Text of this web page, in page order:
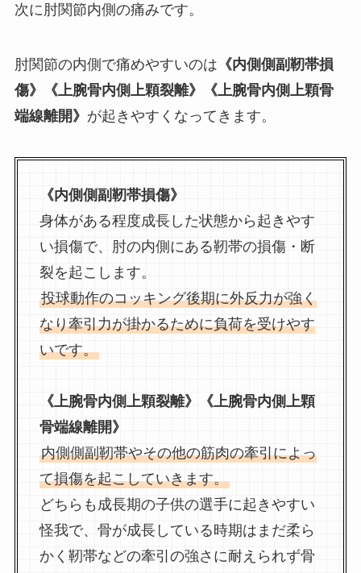
次に肘関節内側の痛みです。
肘関節の内側で痛めやすいのは 《内側側副靭帯損
傷》《上腕骨内側上顆裂離》《上腕骨内側上顆骨
端線離開》 が起きやすくなってきます。
《内側側副靭帯損傷》
身体がある程度成長した状態から起きやす
い損傷で、肘の内側にある靭帯の損傷・断
裂を起こします。
投球動作のコッキング後期に外反力が強く
なり牽引力が掛かるために負荷を受けやす
いです。
《上腕骨内側上顆裂離》《上腕骨内側上顆
骨端線離開》
内側側副靭帯やその他の筋肉の牽引によっ
て損傷を起こしていきます。
どちらも成長期の子供の選手に起きやすい
怪我で、骨が成長している時期はまだ柔ら
かく靭帯などの牽引の強さに耐えられず骨